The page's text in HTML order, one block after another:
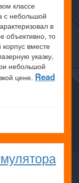
классе
с небольшой
в
объективно, то
вместе
указку,
небольшой
цене. Read